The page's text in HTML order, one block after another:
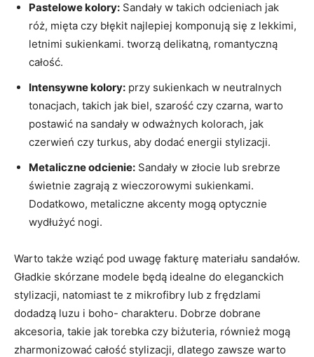
Pastelowe kolory: Sandały w takich odcieniach jak
róż, mięta czy błękit najlepiej komponują się z lekkimi,
letnimi sukienkami. tworzą delikatną, romantyczną
całość.
Intensywne kolory: przy sukienkach w neutralnych
tonacjach, takich jak biel, szarość czy czarna, warto
postawić na sandały w odważnych kolorach, jak
czerwień czy turkus, aby dodać energii stylizacji.
Metaliczne odcienie: Sandały w złocie lub srebrze
świetnie zagrają z wieczorowymi sukienkami.
Dodatkowo, metaliczne akcenty mogą optycznie
wydłużyć nogi.
Warto także wziąć pod uwagę fakturę materiału sandałów.
Gładkie skórzane modele będą idealne do eleganckich
stylizacji, natomiast te z mikrofibry lub z frędzlami
dodadzą luzu i boho- charakteru. Dobrze dobrane
akcesoria, takie jak torebka czy biżuteria, również mogą
zharmonizować całość stylizacji, dlatego zawsze warto